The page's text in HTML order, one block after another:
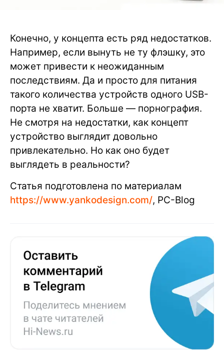
Конечно, у концепта есть ряд недостатков.
Например, если вынуть не ту флэшку, это
может привести к неожиданным
последствиям. Да и просто для питания
такого количества устройств одного USB-
порта не хватит. Больше — порнография.
Не смотря на недостатки, как концепт
устройство выглядит довольно
привлекательно. Но как оно будет
выглядеть в реальности?
Статья подготовлена по материалам
https://www.yankodesign.com/, PC-Blog